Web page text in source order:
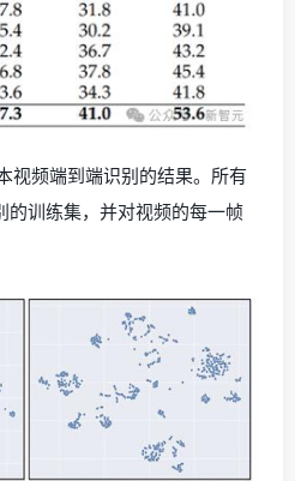
视频端到端识别的结果。所有
的训练集，并对视频的每一帧